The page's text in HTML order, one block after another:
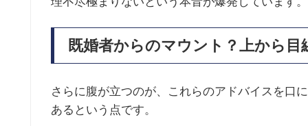
既婚者からのマウント？上から目
さらに腹が立つのが、これらのアドバイスを口
あるという点です。